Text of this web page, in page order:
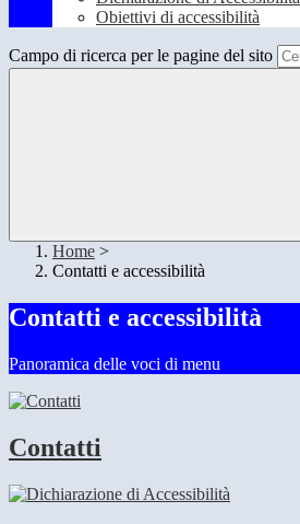
Obiettivi di accessibilità
Campo di ricerca per le pagine del sito
Home >
Contatti e accessibilità
Contatti e accessibilità
Panoramica delle voci di menu
Contatti